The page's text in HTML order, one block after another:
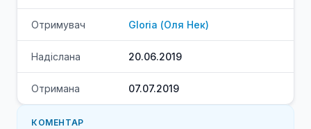
Отримувач Gloria (Оля Нек)
Надіслана 20.06.2019
Отримана 07.07.2019
КОМЕНТАР